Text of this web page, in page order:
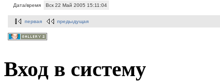
Дата/время
Вск 22 Май 2005 15:11:04
первая предыдущая
Вход в систему